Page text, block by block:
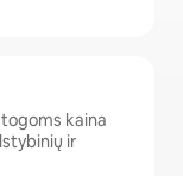
kaina
ir